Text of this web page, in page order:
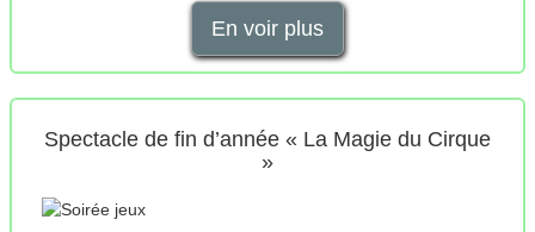
En voir plus
Spectacle de fin d’année « La Magie du Cirque
»